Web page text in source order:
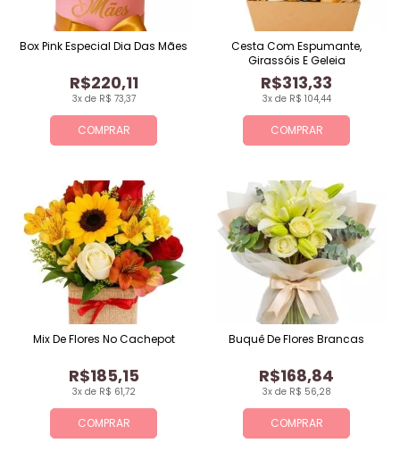
COMPRAR
3x de R$ 73,37
R$220,11
Box Pink Especial Dia Das Mães
COMPRAR
3x de R$ 104,44
R$313,33
Cesta Com Espumante,
Girassóis E Geleia
COMPRAR
3x de R$ 61,72
R$185,15
Mix De Flores No Cachepot
COMPRAR
3x de R$ 56,28
R$168,84
Buquê De Flores Brancas